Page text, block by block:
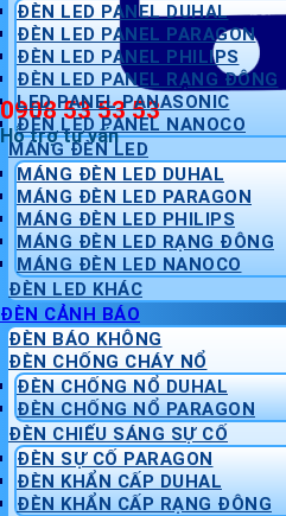
0908 53 53 53
Hỗ trợ tư vấn
ĐÈN LED PANEL DUHAL
ĐÈN LED PANEL PARAGON
ĐÈN LED PANEL PHILIPS
ĐÈN LED PANEL RẠNG ĐÔNG
LED PANEL PANASONIC
ĐÈN LED PANEL NANOCO
MÁNG ĐÈN LED
MÁNG ĐÈN LED DUHAL
MÁNG ĐÈN LED PARAGON
MÁNG ĐÈN LED PHILIPS
MÁNG ĐÈN LED RẠNG ĐÔNG
MÁNG ĐÈN LED NANOCO
ĐÈN LED KHÁC
ĐÈN CẢNH BÁO
ĐÈN BÁO KHÔNG
ĐÈN CHỐNG CHÁY NỔ
ĐÈN CHỐNG NỔ DUHAL
ĐÈN CHỐNG NỔ PARAGON
ĐÈN CHIẾU SÁNG SỰ CỐ
ĐÈN SỰ CỐ PARAGON
ĐÈN KHẨN CẤP DUHAL
ĐÈN KHẨN CẤP RẠNG ĐÔNG